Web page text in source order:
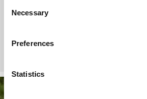
Selection
Necessary
Preferences
Statistics
Upptäck lokala smultronställen och
under en guidad cykeltur tillsammans